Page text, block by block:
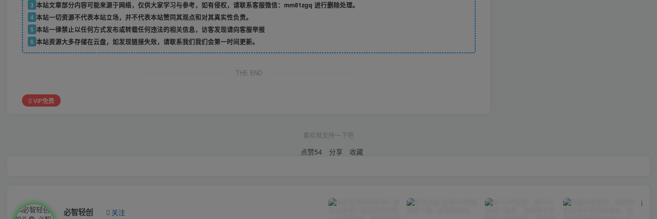
3 本站文章部分内容可能来源于网络，仅供大家学习与参考，如有侵权，请联系客服微信：mm81zgq 进行删除处理。
4 本站一切资源不代表本站立场，并不代表本站赞同其观点和对其真实性负责。
5 本站一律禁止以任何方式发布或转载任何违法的相关信息，访客发现请向客服举报
6 本站资源大多存储在云盘，如发现链接失效，请联系我们我们会第一时间更新。
THE END
VIP免费
喜欢就支持一下吧
点赞54 分享 收藏
必智轻创 关注